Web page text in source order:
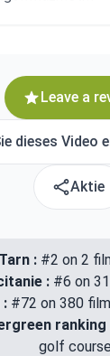
Leave a
dieses Video
Aktie
: #2 on 2
: #6 on
: #72 on 380
ranking
golf